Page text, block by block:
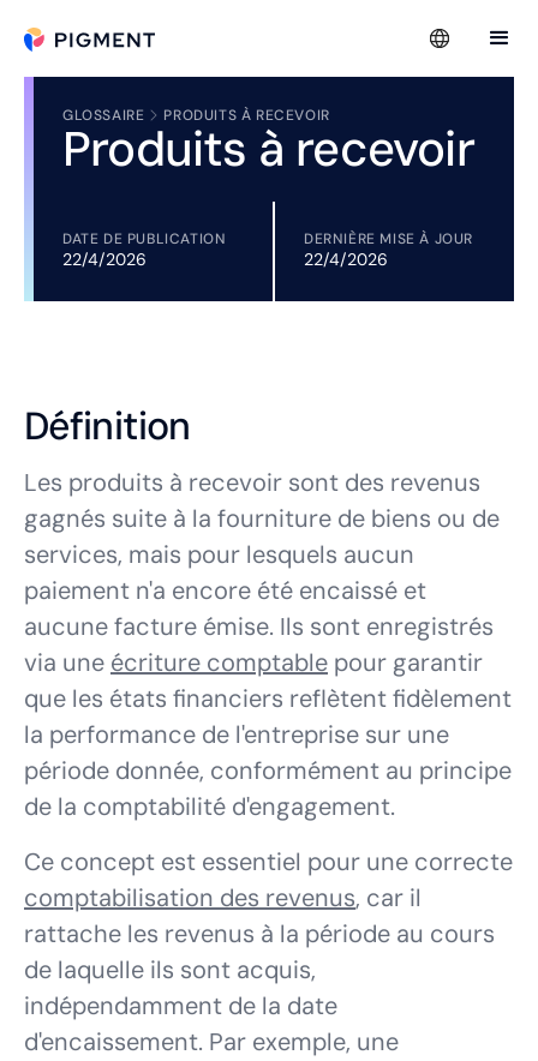
GLOSSAIRE PRODUITS À RECEVOIR
Produits à recevoir
DATE DE PUBLICATION
22/4/2026
DERNIÈRE MISE À JOUR
22/4/2026
Définition
Les produits à recevoir sont des revenus
gagnés suite à la fourniture de biens ou de
services, mais pour lesquels aucun
paiement n'a encore été encaissé et
aucune facture émise. Ils sont enregistrés
via une écriture comptable pour garantir
que les états financiers reflètent fidèlement
la performance de l'entreprise sur une
période donnée, conformément au principe
de la comptabilité d'engagement.
Ce concept est essentiel pour une correcte
comptabilisation des revenus, car il
rattache les revenus à la période au cours
de laquelle ils sont acquis,
indépendamment de la date
d'encaissement. Par exemple, une